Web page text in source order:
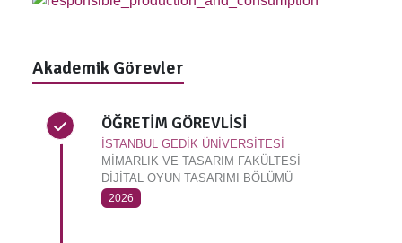
Akademik Görevler
ÖĞRETİM GÖREVLİSİ
İSTANBUL GEDİK ÜNİVERSİTESİ
MİMARLIK VE TASARIM FAKÜLTESİ
DİJİTAL OYUN TASARIMI BÖLÜMÜ
2026